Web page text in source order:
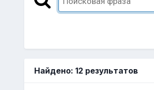
Найдено: 12 результатов